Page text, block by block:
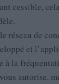
cessible,
réseau de
et
à la
autorise,